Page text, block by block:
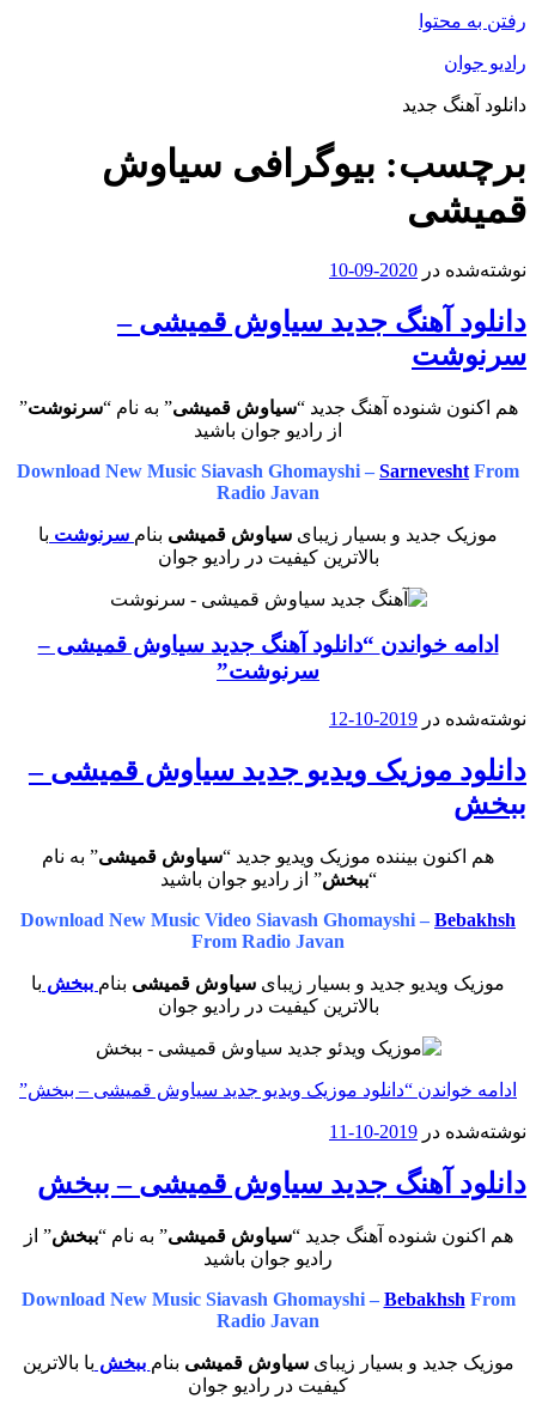
رفتن به محتوا
رادیو جوان
دانلود آهنگ جدید
برچسب: بیوگرافی سیاوش
قمیشی
نوشته‌شده در 2020-09-10
دانلود آهنگ جدید سیاوش قمیشی –
سرنوشت
هم اکنون شنوده آهنگ جدید “سیاوش قمیشی” به نام “سرنوشت”
از رادیو جوان باشید
Download New Music Siavash Ghomayshi – Sarnevesht From
Radio Javan
موزیک جدید و بسیار زیبای سیاوش قمیشی بنام سرنوشت با
بالاترین کیفیت در رادیو جوان
ادامه خواندن “دانلود آهنگ جدید سیاوش قمیشی –
سرنوشت”
نوشته‌شده در 2019-10-12
دانلود موزیک ویدیو جدید سیاوش قمیشی –
ببخش
هم اکنون بیننده موزیک ویدیو جدید “سیاوش قمیشی” به نام
“ببخش” از رادیو جوان باشید
Download New Music Video Siavash Ghomayshi – Bebakhsh
From Radio Javan
موزیک ویدیو جدید و بسیار زیبای سیاوش قمیشی بنام ببخش با
بالاترین کیفیت در رادیو جوان
ادامه خواندن “دانلود موزیک ویدیو جدید سیاوش قمیشی – ببخش”
نوشته‌شده در 2019-10-11
دانلود آهنگ جدید سیاوش قمیشی – ببخش
هم اکنون شنوده آهنگ جدید “سیاوش قمیشی” به نام “ببخش” از
رادیو جوان باشید
Download New Music Siavash Ghomayshi – Bebakhsh From
Radio Javan
موزیک جدید و بسیار زیبای سیاوش قمیشی بنام ببخش با بالاترین
کیفیت در رادیو جوان